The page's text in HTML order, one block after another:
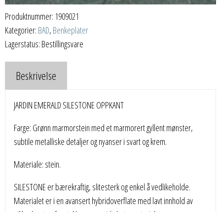
Produktnummer: 1909021
Kategorier: BAD, Benkeplater
Lagerstatus: Bestillingsvare
Beskrivelse
JARDIN EMERALD SILESTONE OPPKANT
Farge: Grønn marmorstein med et marmorert gyllent mønster,
subtile metalliske detaljer og nyanser i svart og krem.
Materiale: stein.
SILESTONE er bærekraftig, slitesterk og enkel å vedlikeholde.
Materialet er i en avansert hybridoverflate med lavt innhold av